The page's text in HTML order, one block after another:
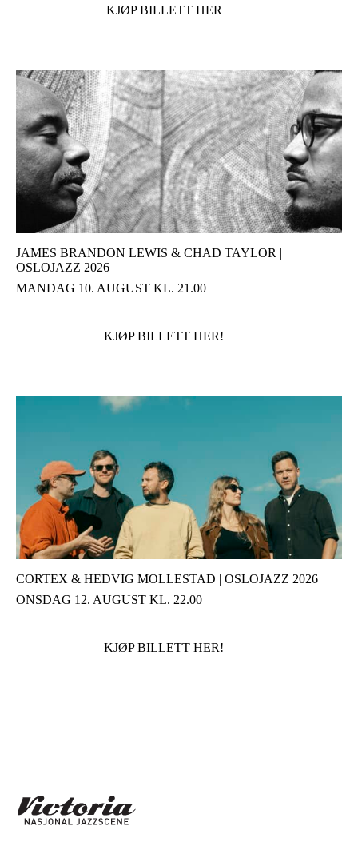
KJØP BILLETT HER
JAMES BRANDON LEWIS & CHAD TAYLOR |
OSLOJAZZ 2026
MANDAG 10. AUGUST KL. 21.00
KJØP BILLETT HER!
CORTEX & HEDVIG MOLLESTAD | OSLOJAZZ 2026
ONSDAG 12. AUGUST KL. 22.00
KJØP BILLETT HER!